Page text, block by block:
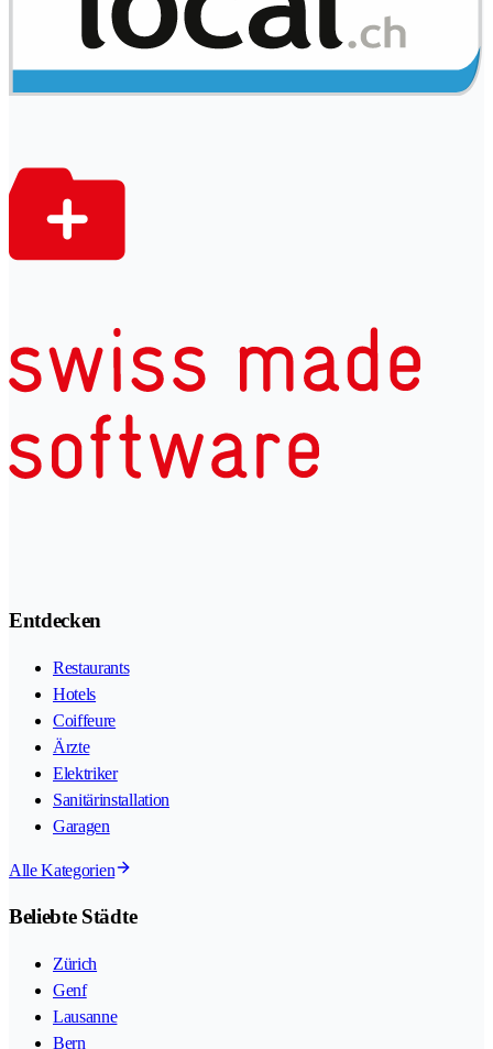
Entdecken
Restaurants
Hotels
Coiffeure
Ärzte
Elektriker
Sanitärinstallation
Garagen
Alle Kategorien
Beliebte Städte
Zürich
Genf
Lausanne
Bern